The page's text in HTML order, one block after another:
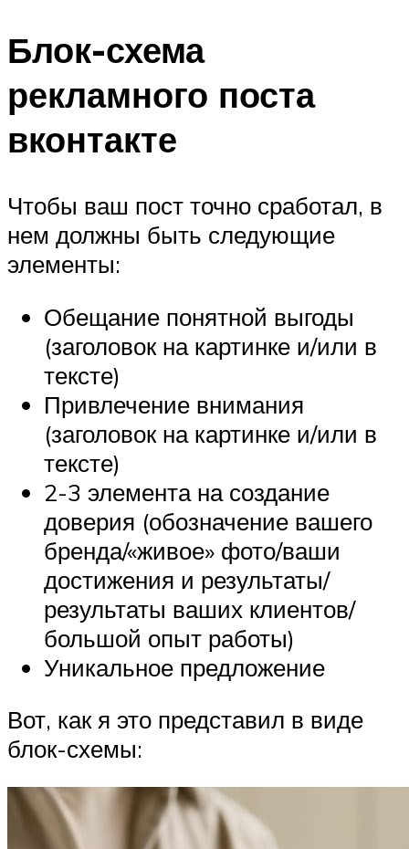
Блок-схема
рекламного поста
вконтакте
Чтобы ваш пост точно сработал, в
нем должны быть следующие
элементы:
Обещание понятной выгоды
(заголовок на картинке и/или в
тексте)
Привлечение внимания
(заголовок на картинке и/или в
тексте)
2-3 элемента на создание
доверия (обозначение вашего
бренда/«живое» фото/ваши
достижения и результаты/
результаты ваших клиентов/
большой опыт работы)
Уникальное предложение
Вот, как я это представил в виде
блок-схемы: